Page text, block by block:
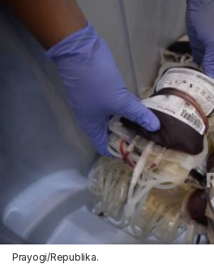
Prayogi/Republika.